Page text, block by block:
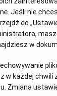
Jeśli nie
do
w
w każdej chwili
Zmiana